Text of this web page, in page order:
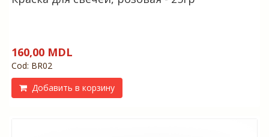
160,00 MDL
Cod: BR02
Добавить в корзину